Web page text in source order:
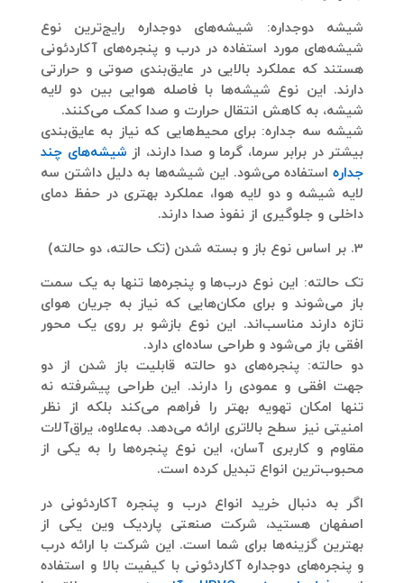
شیشه دوجداره: شیشه‌های دوجداره رایج‌ترین نوع
شیشه‌های مورد استفاده در درب و پنجره‌های آکاردئونی
هستند که عملکرد بالایی در عایق‌بندی صوتی و حرارتی
دارند. این نوع شیشه‌ها با فاصله هوایی بین دو لایه
شیشه، به کاهش انتقال حرارت و صدا کمک می‌کنند.
شیشه سه جداره: برای محیط‌هایی که نیاز به عایق‌بندی
بیشتر در برابر سرما، گرما و صدا دارند، از شیشه‌های چند
جداره استفاده می‌شود. این شیشه‌ها به دلیل داشتن سه
لایه شیشه و دو لایه هوا، عملکرد بهتری در حفظ دمای
داخلی و جلوگیری از نفوذ صدا دارند.
3. بر اساس نوع باز و بسته شدن (تک حالته، دو حالته)
تک حالته: این نوع درب‌ها و پنجره‌ها تنها به یک سمت
باز می‌شوند و برای مکان‌هایی که نیاز به جریان هوای
تازه دارند مناسب‌اند. این نوع بازشو بر روی یک محور
افقی باز می‌شود و طراحی ساده‌ای دارد.
دو حالته: پنجره‌های دو حالته قابلیت باز شدن از دو
جهت افقی و عمودی را دارند. این طراحی پیشرفته نه
تنها امکان تهویه بهتر را فراهم می‌کند بلکه از نظر
امنیتی نیز سطح بالاتری ارائه می‌دهد. به‌علاوه، یراق‌آلات
مقاوم و کاربری آسان، این نوع پنجره‌ها را به یکی از
محبوب‌ترین انواع تبدیل کرده است.
اگر به دنبالخرید انواع درب و پنجره آکاردئونی در
اصفهان هستید، شرکت صنعتی پاردیک وین یکی از
بهترین گزینه‌ها برای شما است. این شرکت با ارائه درب
و پنجره‌های دوجداره آکاردئونی با کیفیت بالا و استفاده